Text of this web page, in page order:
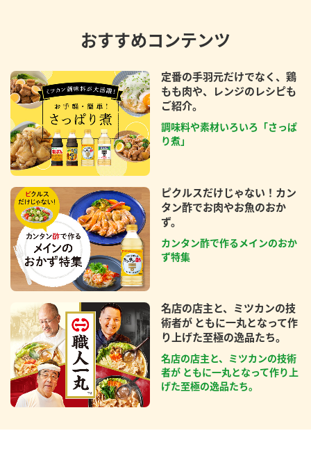
おすすめコンテンツ
定番の手羽元だけでなく、鶏
もも肉や、レンジのレシピも
ご紹介。
調味料や素材いろいろ「さっぱ
り煮」
ピクルスだけじゃない！カン
タン酢でお肉やお魚のおか
ず。
カンタン酢で作るメインのおか
ず特集
名店の店主と、ミツカンの技
術者が ともに一丸となって作
り上げた至極の逸品たち。
名店の店主と、ミツカンの技術
者が ともに一丸となって作り上
げた至極の逸品たち。